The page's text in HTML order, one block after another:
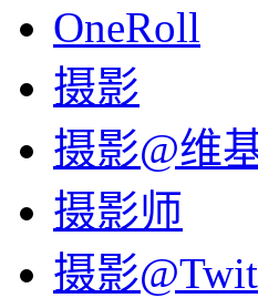
OneRoll
摄影
摄影@维
摄影师
摄影